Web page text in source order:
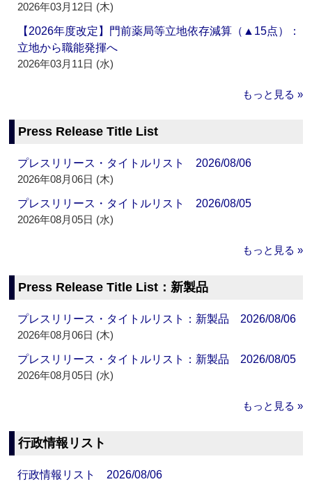
2026年03月12日 (木)
【2026年度改定】門前薬局等立地依存減算（▲15点）：
立地から職能発揮へ
2026年03月11日 (水)
もっと見る »
Press Release Title List
プレスリリース・タイトルリスト 2026/08/06
2026年08月06日 (木)
プレスリリース・タイトルリスト 2026/08/05
2026年08月05日 (水)
もっと見る »
Press Release Title List：新製品
プレスリリース・タイトルリスト：新製品 2026/08/06
2026年08月06日 (木)
プレスリリース・タイトルリスト：新製品 2026/08/05
2026年08月05日 (水)
もっと見る »
行政情報リスト
行政情報リスト 2026/08/06